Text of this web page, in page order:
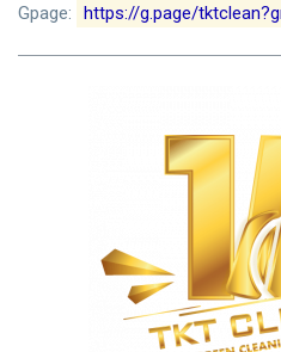
Gpage: https://g.page/